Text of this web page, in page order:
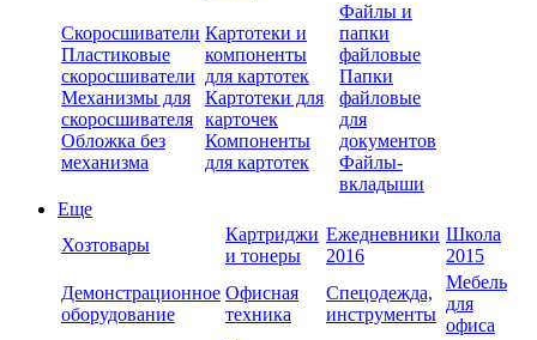
Скоросшиватели
Пластиковые
скоросшиватели
Механизмы для
скоросшивателя
Обложка без
механизма
Картотеки и
компоненты
для картотек
Картотеки для
карточек
Компоненты
для картотек
Файлы и
папки
файловые
Папки
файловые
для
документов
Файлы-
вкладыши
Еще
Хозтовары
Картриджи
и тонеры
Ежедневники
2016
Школа
2015
Демонстрационное
оборудование
Офисная
техника
Спецодежда,
инструменты
Мебель
для
офиса